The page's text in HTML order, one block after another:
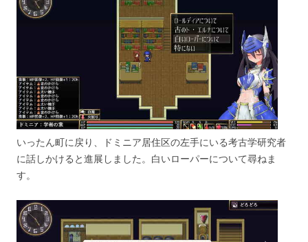
いったん町に戻り、ドミニア居住区の左手にいる考古学研究者
に話しかけると進展しました。白いローパーについて尋ねま
す。